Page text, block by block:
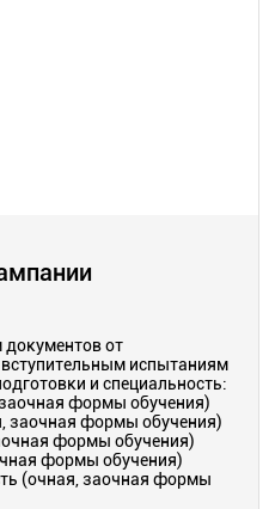
документов от
испытаниям
и специальность:
формы обучения)
заочная формы обучения)
формы обучения)
формы обучения)
(очная, заочная формы